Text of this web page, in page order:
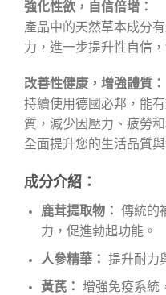
強化性欲，自信倍增：
產品中的天然草本成分
力，進一步提升性自信
改善性健康，增強體質：
持續使用德國必邦，能
質，減少因壓力、疲勞
全面提升您的生活品質與
成分介紹：
鹿茸提取物：
傳統的
力，促進勃起功能。
人參精華： 提升耐力
黃芪：
增強免疫系統